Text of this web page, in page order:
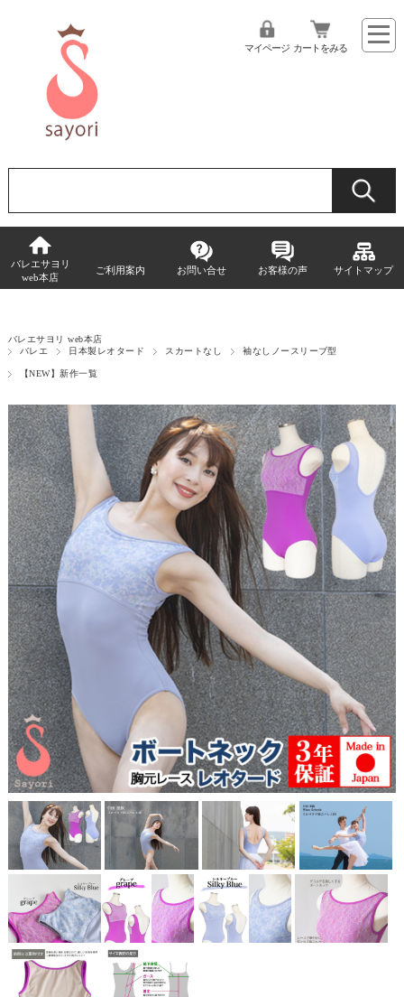
マイページ カートをみる
バレエサヨリ
web本店
ご利用案内 お問い合せ お客様の声 サイトマップ
バレエサヨリ web本店
バレエ
日本製レオタード スカートなし 袖なしノースリーブ型
【NEW】新作一覧